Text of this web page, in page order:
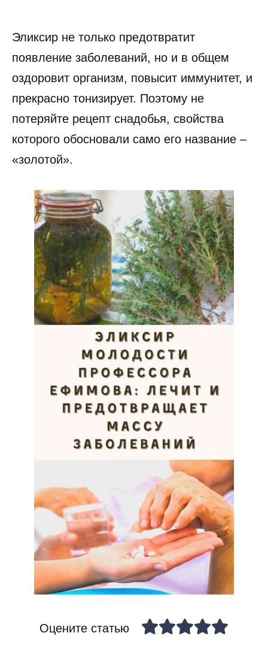
Эликсир не только предотвратит
появление заболеваний, но и в общем
оздоровит организм, повысит иммунитет, и
прекрасно тонизирует. Поэтому не
потеряйте рецепт снадобья, свойства
которого обосновали само его название –
«золотой».
Оцените статью